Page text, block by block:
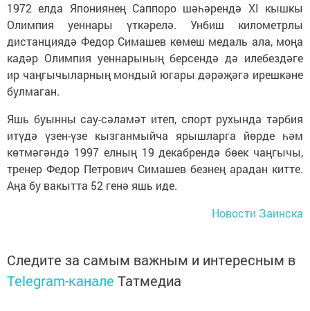
1972 елда Япониянең Саппоро шәһәрендә XI кышкы
Олимпия уеннары үткәрелә. Унбиш километрлы
дистанциядә Федор Симашев көмеш медаль ала, моңа
кадәр Олимпия уеннарының берсендә дә илебездәге
ир чаңгычыларның мондый югары дәрәҗәгә ирешкәне
булмаган.
Яшь буынны сау-сәламәт итеп, спорт рухында тәрбия
итүдә үзен-үзе кызганмыйча ярышларга йөрде һәм
көтмәгәндә 1997 елның 19 декабрендә бөек чаңгычы,
тренер Федор Петрович Симашев безнең арадан китте.
Аңа бу вакытта 52 генә яшь иде.
Новости Заинска
Следите за самым важным и интересным в
Telegram-канале Татмедиа